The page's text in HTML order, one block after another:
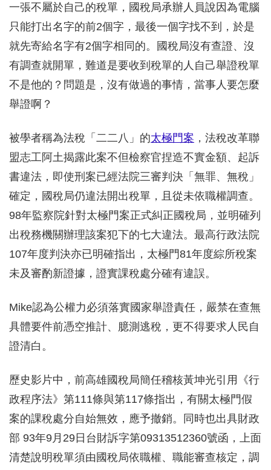
一張不屬於自己的稅單，國稅局承辦人員說因為電腦
只能打出名字的前2個字，最後一個字找不到，於是
就先寄給名字有2個字相同的。國稅局沒有查證、沒
有調查就開單，難道是要收到稅單的人自己舉證稅單
不是他的？問題是，沒有做過的事情，當事人要怎麼
舉證啊？
被學者稱為法稅「二二八」的太極門案 ，法稅改革聯
盟志工阿土揭露此案不但檢察官捏造不實金額、起訴
書違法，即使刑案已經法院三審判決「無罪、無稅」
確定，國稅局仍違法開出稅單，且從未依職權調查。
98年監察院針對太極門案正式糾正國稅局，並明確列
出稅務機關辦理該案犯下的七大違法。最高行政法院
107年度判決亦已明確指出，太極門81年度綜所稅案
未及審酌新證據，證實課稅處分確有違誤。
Mike認為公權力必須落實國家舉證責任，嚴禁在查無
具體要件前憑空推計、臆測逃稅，更不得要求人民自
證清白。
歷史影片中，前高雄國稅局簡任稽核黃坤光引用《行
政程序法》第111條與第117條指出，有關太極門假
案的課稅處分自始無效，應予撤銷。同時也出具財政
部 93年9月29日台財訴字第09313512360號函，上面
清楚說明稅單須由國稅局依職權、職能審查核定，調